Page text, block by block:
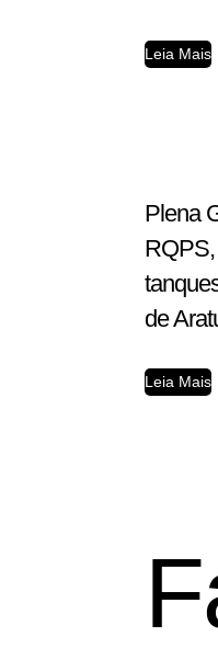
Leia Mais
Plena
de
Leia Mais